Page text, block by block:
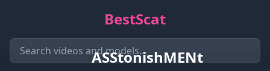
BestScat
ASStonishMENt